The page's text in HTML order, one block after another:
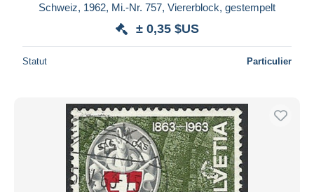
Schweiz, 1962, Mi.-Nr. 757, Viererblock, gestempelt
± 0,35 $US
Statut Particulier